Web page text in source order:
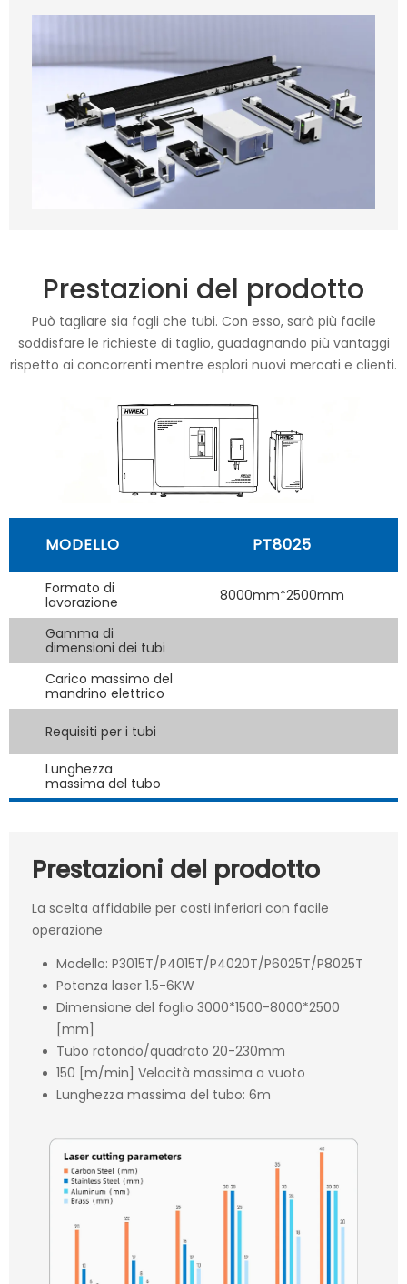
Prestazioni del prodotto
Può tagliare sia fogli che tubi. Con esso, sarà più facile
soddisfare le richieste di taglio, guadagnando più vantaggi
rispetto ai concorrenti mentre esplori nuovi mercati e clienti.
MODELLO PT8025
Formato di
lavorazione
8000mm*2500mm
Gamma di
dimensioni dei tubi
Carico massimo del
mandrino elettrico
Requisiti per i tubi
Lunghezza
massima del tubo
Prestazioni del prodotto
La scelta affidabile per costi inferiori con facile
operazione
Modello: P3015T/P4015T/P4020T/P6025T/P8025T
Potenza laser 1.5-6KW
Dimensione del foglio 3000*1500-8000*2500
[mm]
Tubo rotondo/quadrato 20-230mm
150 [m/min] Velocità massima a vuoto
Lunghezza massima del tubo: 6m